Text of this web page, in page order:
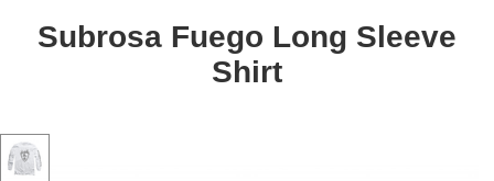
Subrosa Fuego Long Sleeve
Shirt